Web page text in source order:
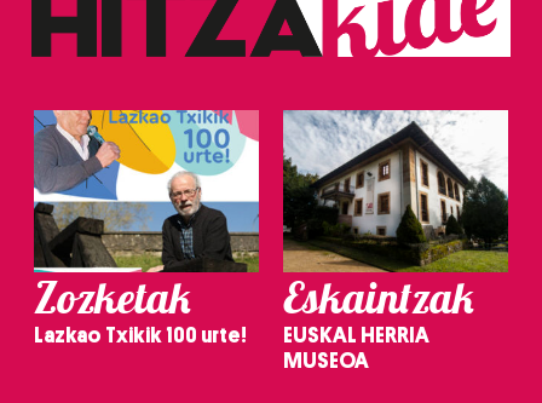
Zozketak
Lazkao Txikik 100 urte!
Eskaintzak
EUSKAL HERRIA
MUSEOA